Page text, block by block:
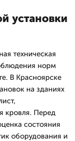
установки
техническая
норм
В Красноярске
на зданиях
кровля. Перед
состояния
оборудования и